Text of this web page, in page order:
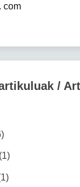
com
/
(1)